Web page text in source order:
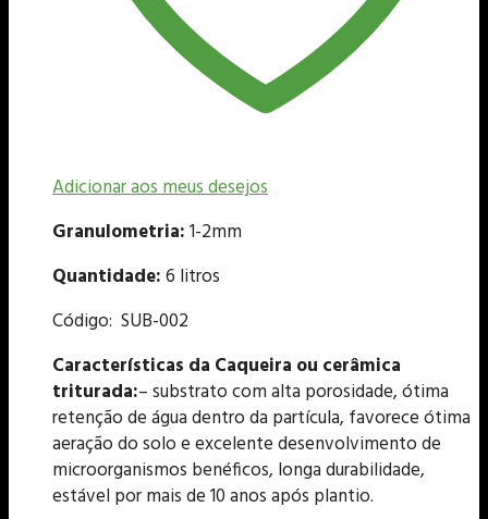
Adicionar aos meus desejos
Granulometria:1-2mm
Quantidade:6 litros
Código: SUB-002
Características da Caqueira ou cerâmica
triturada:– substrato com alta porosidade, ótima
retenção de água dentro da partícula, favorece ótima
aeração do solo e excelente desenvolvimento de
microorganismos benéficos, longa durabilidade,
estável por mais de 10 anos após plantio.